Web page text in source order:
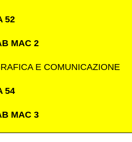
52
MAC 2
E COMUNICAZIONE
54
MAC 3